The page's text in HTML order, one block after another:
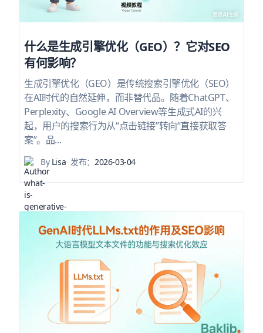
什么是生成引擎优化（GEO）？它对SEO
有何影响？
生成引擎优化（GEO）是传统搜索引擎优化（SEO）
在AI时代的自然延伸，而非替代品。随着ChatGPT、
Perplexity、Google AI Overview等生成式AI的兴
起，用户的搜索行为从“点击链接”转向“直接获取答
案”。品...
ByLisa 发布： 2026-03-04